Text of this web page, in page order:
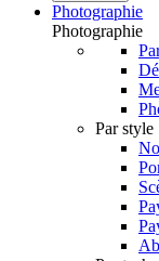
Photographie
Photographie
Par style